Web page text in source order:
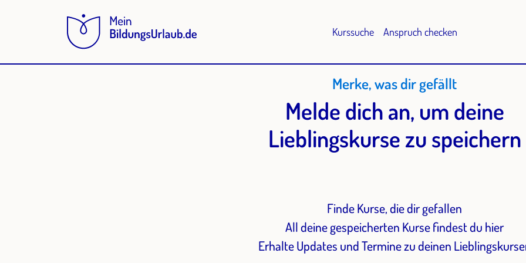
Kurssuche Anspruch checken
Merke, was dir gefällt
Melde dich an, um deine
Lieblingskurse zu speichern
Finde Kurse, die dir gefallen
All deine gespeicherten Kurse findest du hier
Erhalte Updates und Termine zu deinen